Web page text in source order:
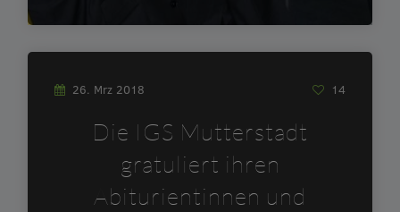
26. Mrz 2018 14
Die IGS Mutterstadt
gratuliert ihren
Abiturientinnen und